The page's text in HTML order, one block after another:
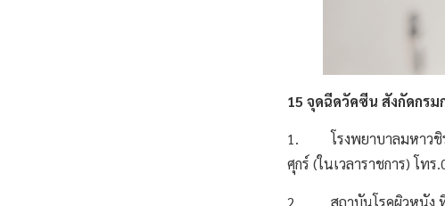
15 จุดฉีดวัคซีน สังกัดกร
1. โรงพยาบาลมหาวชิรา
ศุกร์ (ในเวลาราชการ) โทร
2. สถาบันโรคผิวหนัง ที่ตึ